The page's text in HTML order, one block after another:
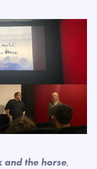
and the horse,